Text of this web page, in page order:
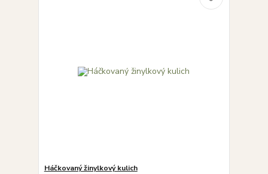
Háčkovaný žinylkový kulich